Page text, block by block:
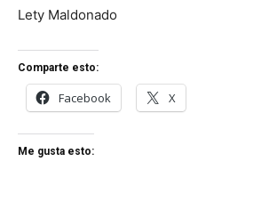
Lety Maldonado
Comparte esto:
Facebook X
Me gusta esto: